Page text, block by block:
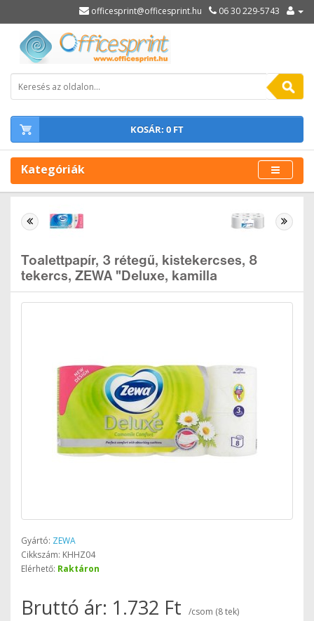
officesprint@officesprint.hu 06 30 229-5743
KOSÁR: 0 FT
Kategóriák
Toalettpapír, 3 rétegű, kistekercses, 8
tekercs, ZEWA "Deluxe, kamilla
Gyártó: ZEWA
Cikkszám: KHHZ04
Elérhető: Raktáron
Bruttó ár: 1.732 Ft
/csom (8 tek)